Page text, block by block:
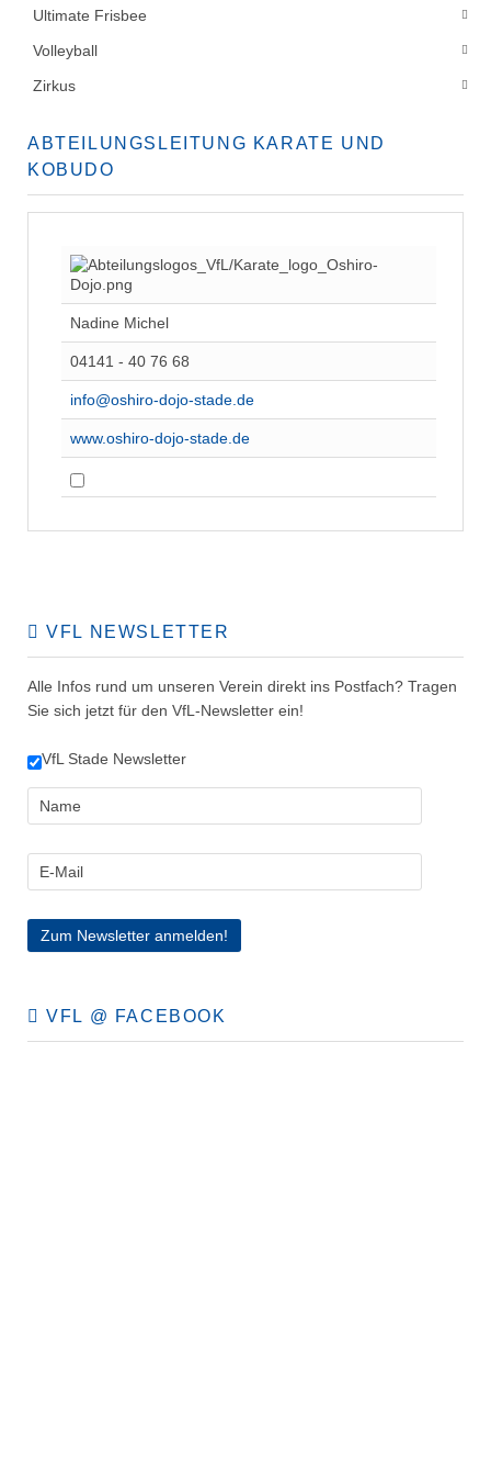
Ultimate Frisbee
Volleyball
Zirkus
ABTEILUNGSLEITUNG KARATE UND
KOBUDO
Nadine Michel
04141 - 40 76 68
info@oshiro-dojo-stade.de
www.oshiro-dojo-stade.de
VFL NEWSLETTER
Alle Infos rund um unseren Verein direkt ins Postfach? Tragen
Sie sich jetzt für den VfL-Newsletter ein!
VfL Stade Newsletter
VFL @ FACEBOOK